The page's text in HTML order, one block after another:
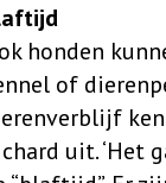
honden
of
uit. ‘Het